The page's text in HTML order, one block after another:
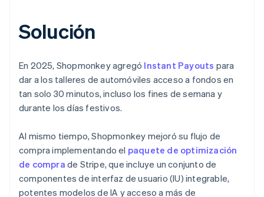
Solución
En 2025, Shopmonkey agregó Instant Payouts para
dar a los talleres de automóviles acceso a fondos en
tan solo 30 minutos, incluso los fines de semana y
durante los días festivos.
Al mismo tiempo, Shopmonkey mejoró su flujo de
compra implementando el paquete de optimización
de compra de Stripe, que incluye un conjunto de
componentes de interfaz de usuario (IU) integrable,
potentes modelos de IA y acceso a más de